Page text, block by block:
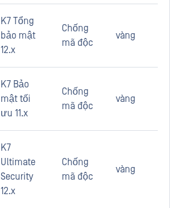
K7 Tổng
bảo mật
12.x
Chống
mã độc
vàng
K7 Bảo
mật tối
ưu 11.x
Chống
mã độc
vàng
K7
Ultimate
Security
12.x
Chống
mã độc
vàng